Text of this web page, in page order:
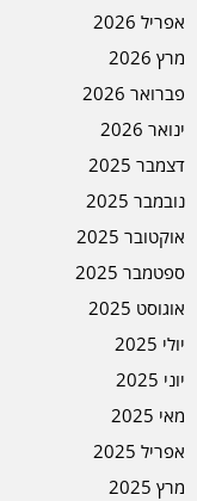
אפריל 2026
מרץ 2026
פברואר 2026
ינואר 2026
דצמבר 2025
נובמבר 2025
אוקטובר 2025
ספטמבר 2025
אוגוסט 2025
יולי 2025
יוני 2025
מאי 2025
אפריל 2025
מרץ 2025